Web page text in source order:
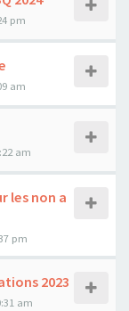
pm
am
am
les non a
pm
2023
am